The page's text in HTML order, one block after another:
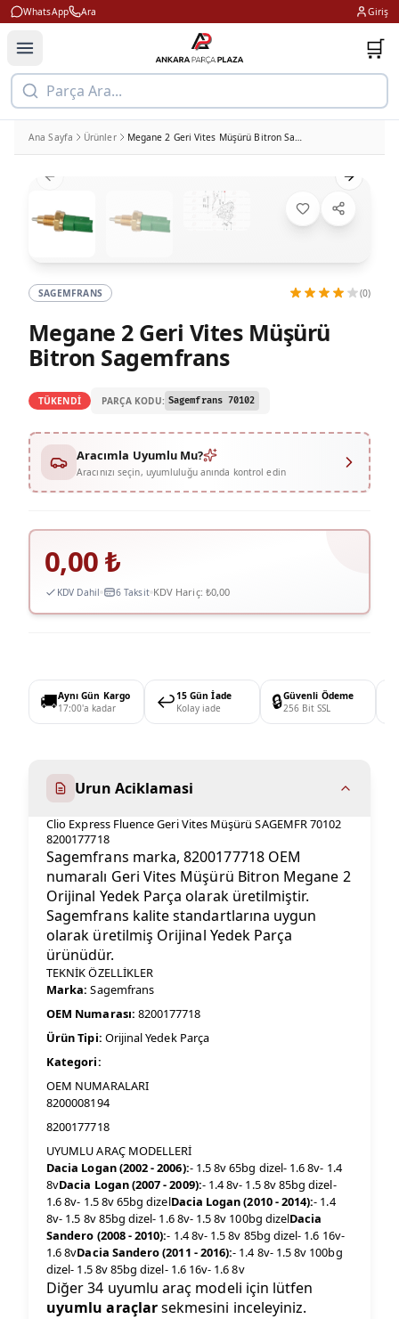
WhatsApp Ara Giriş
🛒
Parça Ara...
Ana Sayfa Ürünler Megane 2 Geri Vites Müşürü Bitron Sagemfrans
Previous slide Next
SAGEMFRANS (0)
Megane 2 Geri Vites Müşürü
Bitron Sagemfrans
TÜKENDİ PARÇA KODU: Sagemfrans 70102
Aracımla Uyumlu Mu?
Aracınızı seçin, uyumluluğu anında kontrol edin
0,00₺
KDV Dahil 6 Taksit KDV Hariç: ₺0,00
🚚Aynı Gün Kargo
17:00'a kadar
↩️15 Gün İade
Kolay iade
🔒Güvenli Ödeme
256 Bit SSL
Urun Aciklamasi
Clio Express Fluence Geri Vites Müşürü SAGEMFR 70102
8200177718
Sagemfrans marka, 8200177718 OEM
numaralı Geri Vites Müşürü Bitron Megane 2
Orijinal Yedek Parça olarak üretilmiştir.
Sagemfrans kalite standartlarına uygun
olarak üretilmiş Orijinal Yedek Parça
ürünüdür.
TEKNİK ÖZELLİKLER
Marka: Sagemfrans
OEM Numarası: 8200177718
Ürün Tipi: Orijinal Yedek Parça
Kategori:
OEM NUMARALARI
8200008194
8200177718
UYUMLU ARAÇ MODELLERİ
Dacia Logan (2002 - 2006):- 1.5 8v 65bg dizel- 1.6 8v- 1.4
8vDacia Logan (2007 - 2009):- 1.4 8v- 1.5 8v 85bg dizel-
1.6 8v- 1.5 8v 65bg dizelDacia Logan (2010 - 2014):- 1.4
8v- 1.5 8v 85bg dizel- 1.6 8v- 1.5 8v 100bg dizelDacia
Sandero (2008 - 2010):- 1.4 8v- 1.5 8v 85bg dizel- 1.6 16v-
1.6 8vDacia Sandero (2011 - 2016):- 1.4 8v- 1.5 8v 100bg
dizel- 1.5 8v 85bg dizel- 1.6 16v- 1.6 8v
Diğer 34 uyumlu araç modeli için lütfen
uyumlu araçlarsekmesini inceleyiniz.